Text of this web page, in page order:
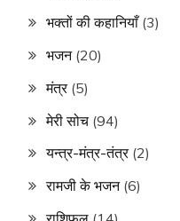
भक्तों की कहानियाँ(3)
भजन(20)
मंत्र(5)
मेरी सोच (94)
यन्त्र-मंत्र-तंत्र(2)
रामजी के भजन(6)